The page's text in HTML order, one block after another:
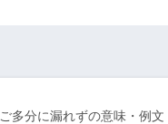
ご多分に漏れずの意味・例